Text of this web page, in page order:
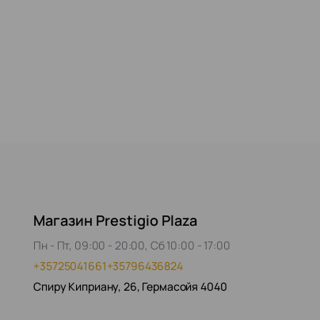
Магазин Prestigio Plaza
Пн - Пт, 09:00 - 20:00, Сб 10:00 - 17:00
+35725041661+35796436824
Спиру Киприану, 26, Гермасойя 4040